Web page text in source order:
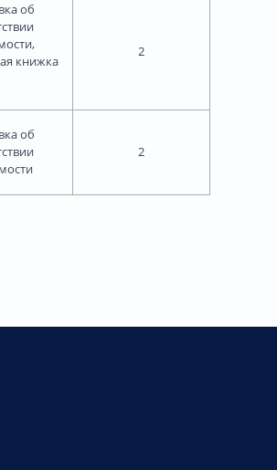
об
книжка
2
об
2